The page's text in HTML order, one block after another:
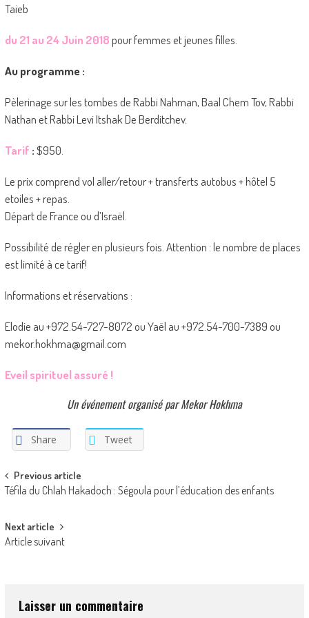
Taieb
du 21 au 24 Juin 2018pour femmes et jeunes filles.
Au programme :
Pèlerinage sur les tombes de Rabbi Nahman, Baal Chem Tov, Rabbi
Nathan et Rabbi Levi Itshak De Berditchev.
Tarif :$950.
Le prix comprend vol aller/retour + transferts autobus + hôtel 5
etoiles + repas.
Départ de France ou d’Israël.
Possibilité de régler en plusieurs fois. Attention : le nombre de places
est limité à ce tarif!
Informations et réservations :
Elodie au +972.54-727-8072 ou Yaël au +972.54-700-7389 ou
mekor.hokhma@gmail.com
Eveil spirituel assuré !
Un événement organisé par Mekor Hokhma
Share Tweet
Post
navigation
Previous article
Téfila du Chlah Hakadoch : Ségoula pour l’éducation des enfants
Next article
Article suivant
Laisser un commentaire